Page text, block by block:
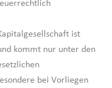
ist
kommt nur unter den
bei Vorliegen